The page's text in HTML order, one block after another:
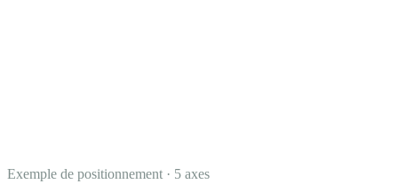
Exemple de positionnement · 5 axes